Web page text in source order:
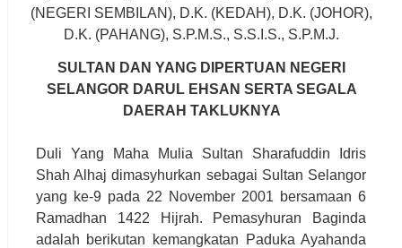
(NEGERI SEMBILAN), D.K. (KEDAH), D.K. (JOHOR),
D.K. (PAHANG), S.P.M.S., S.S.I.S., S.P.M.J.
SULTAN DAN YANG DIPERTUAN NEGERI
SELANGOR DARUL EHSAN SERTA SEGALA
DAERAH TAKLUKNYA
Duli Yang Maha Mulia Sultan Sharafuddin Idris
Shah Alhaj dimasyhurkan sebagai Sultan Selangor
yang ke-9 pada 22 November 2001 bersamaan 6
Ramadhan 1422 Hijrah. Pemasyhuran Baginda
adalah berikutan kemangkatan Paduka Ayahanda